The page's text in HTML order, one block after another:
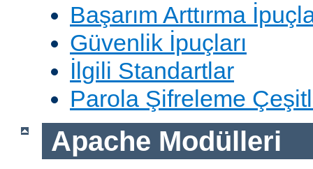
Başarım Arttırma
Güvenlik İpuçları
İlgili Standartlar
Parola Şifreleme
Apache Modülleri